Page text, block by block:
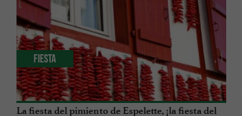
La fiesta del pimiento de Espelette, ¡la fiesta del
Fiesta